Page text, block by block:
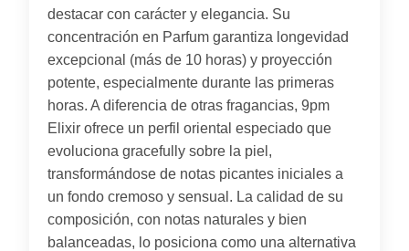
destacar con carácter y elegancia. Su
concentración en Parfum garantiza longevidad
excepcional (más de 10 horas) y proyección
potente, especialmente durante las primeras
horas. A diferencia de otras fragancias, 9pm
Elixir ofrece un perfil oriental especiado que
evoluciona gracefully sobre la piel,
transformándose de notas picantes iniciales a
un fondo cremoso y sensual. La calidad de su
composición, con notas naturales y bien
balanceadas, lo posiciona como una alternativa